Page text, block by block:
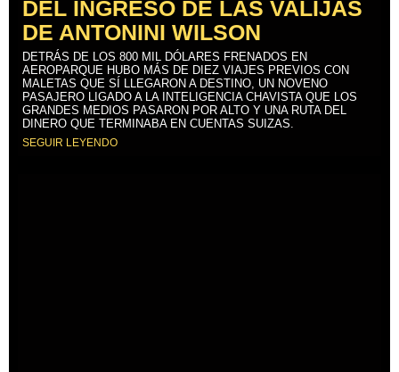
DEL INGRESO DE LAS VALIJAS
DE ANTONINI WILSON
DETRÁS DE LOS 800 MIL DÓLARES FRENADOS EN
AEROPARQUE HUBO MÁS DE DIEZ VIAJES PREVIOS CON
MALETAS QUE SÍ LLEGARON A DESTINO, UN NOVENO
PASAJERO LIGADO A LA INTELIGENCIA CHAVISTA QUE LOS
GRANDES MEDIOS PASARON POR ALTO Y UNA RUTA DEL
DINERO QUE TERMINABA EN CUENTAS SUIZAS.
SEGUIR LEYENDO